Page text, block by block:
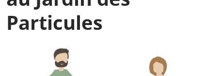
Particules